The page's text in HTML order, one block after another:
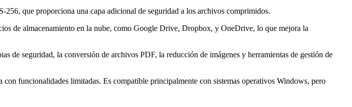
que proporciona una capa adicional de seguridad a los archivos comprimidos.
de almacenamiento en la nube, como Google Drive, Dropbox, y OneDrive, lo que mejora la
de seguridad, la conversión de archivos PDF, la reducción de imágenes y herramientas de gestión de
funcionalidades limitadas. Es compatible principalmente con sistemas operativos Windows, pero